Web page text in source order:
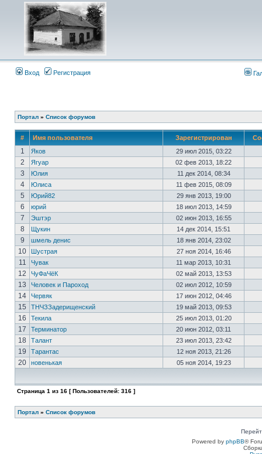
Вход Регистрация
Портал » Список форумов
# Имя пользователя Зарегистрирован
1 Яков 29 июл 2015, 03:22
2 Ягуар 02 фев 2013, 18:22
3 Юлия 11 дек 2014, 08:34
4 Юлиса 11 фев 2015, 08:09
5 Юрий82 29 янв 2013, 19:00
6 юрий 18 июл 2013, 14:59
7 Эштэр 02 июн 2013, 16:55
8 Щукин 14 дек 2014, 15:51
9 шмель денис 18 янв 2014, 23:02
10 Шустрая 27 ноя 2014, 16:46
11 Чувак 11 мар 2013, 10:31
12 ЧуФаЧёК 02 май 2013, 13:53
13 Человек и Пароход 02 июл 2012, 10:59
14 Червяк 17 июн 2012, 04:46
15 ТНЧЗЗадерищенский 19 май 2013, 09:53
16 Текила 25 июл 2013, 01:20
17 Терминатор 20 июн 2012, 03:11
18 Талант 23 июл 2013, 23:42
19 Тарантас 12 ноя 2013, 21:26
20 новенькая 05 ноя 2014, 19:23
Страница 1 из 16 [ Пользователей: 316 ]
Портал » Список форумов
Powered by phpBB®